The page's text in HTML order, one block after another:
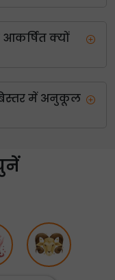
आकर्षित क्यों
में अनुकूल